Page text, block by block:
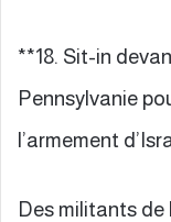
**18. Sit-in
Pennsylvanie
l’armement
Des militants de